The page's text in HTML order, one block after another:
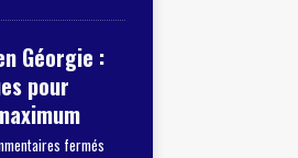
Géorgie :
pour
fermés